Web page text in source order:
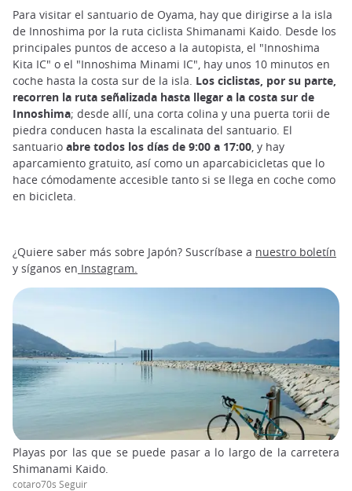
Para visitar el santuario de Oyama, hay que dirigirse a la isla
de Innoshima por la ruta ciclista Shimanami Kaido. Desde los
principales puntos de acceso a la autopista, el "Innoshima
Kita IC" o el "Innoshima Minami IC", hay unos 10 minutos en
coche hasta la costa sur de la isla. Los ciclistas, por su parte,
recorren la ruta señalizada hasta llegar a la costa sur de
Innoshima; desde allí, una corta colina y una puerta torii de
piedra conducen hasta la escalinata del santuario. El
santuario abre todos los días de 9:00 a 17:00, y hay
aparcamiento gratuito, así como un aparcabicicletas que lo
hace cómodamente accesible tanto si se llega en coche como
en bicicleta.
¿Quiere saber más sobre Japón? Suscríbase a nuestro boletín
y síganos en Instagram.
Playas por las que se puede pasar a lo largo de la carretera
Shimanami Kaido.
cotaro70s Seguir